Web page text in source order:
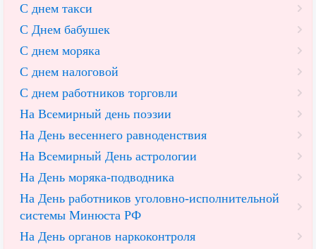
С днем такси
С Днем бабушек
С днем моряка
С днем налоговой
С днем работников торговли
На Всемирный день поэзии
На День весеннего равноденствия
На Всемирный День астрологии
На День моряка-подводника
На День работников уголовно-исполнительной
системы Минюста РФ
На День органов наркоконтроля